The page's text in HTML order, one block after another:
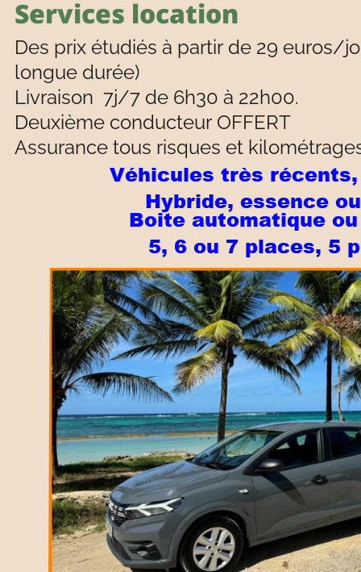
Services location
Des prix étudiés à partir de 29 euros/
longue durée)
Livraison  7j/7 de 6h30 à 22h00.
Deuxième conducteur OFFERT
Assurance tous risques et
Boite automatique
5, 6 ou 7 places, 5
Véhicules très
Hybride, essence